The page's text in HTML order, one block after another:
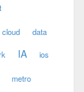
cloud data
IA ios
metro